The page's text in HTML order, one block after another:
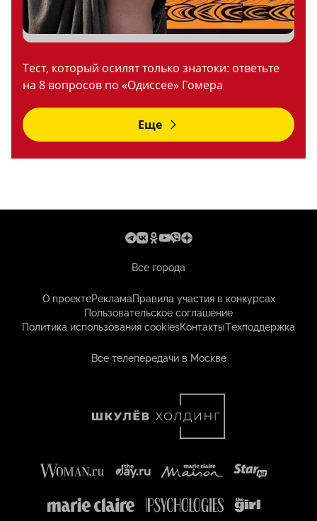
Тест, который осилят только знатоки: ответьте
на 8 вопросов по «Одиссее» Гомера
Еще
Все города
О проектеРекламаПравила участия в конкурсах
Пользовательское соглашение
Политика использования cookiesКонтактыТехподдержка
Все телепередачи в Москве